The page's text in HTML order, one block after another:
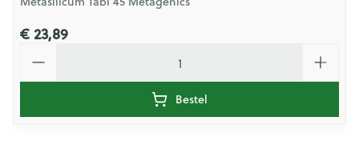
€ 23,89
Bestel